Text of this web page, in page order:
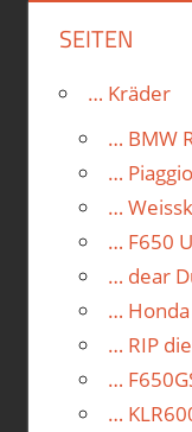
SEITEN
… Kräder
… BMW
…
…
… F650
… dear
…
… RIP
…
…